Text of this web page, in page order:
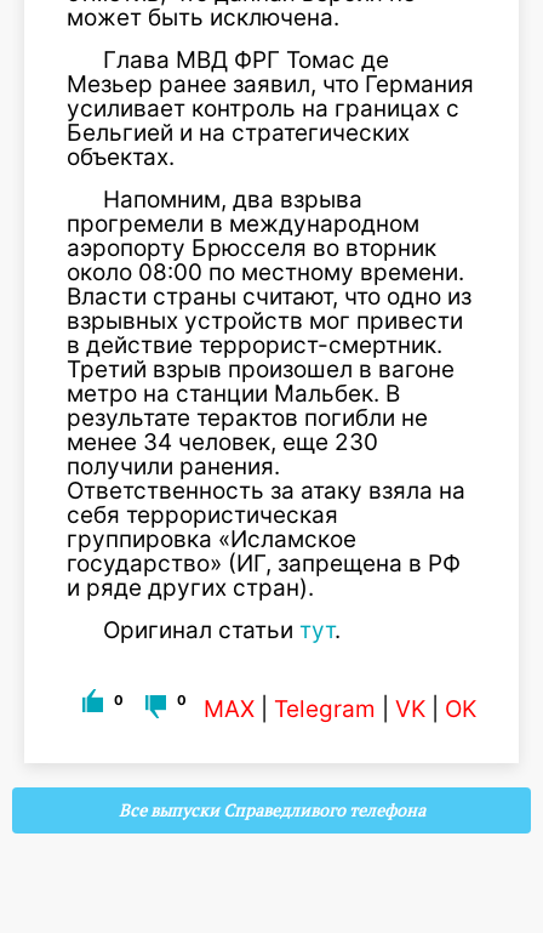
может быть исключена.
Глава МВД ФРГ Томас де
Мезьер ранее заявил, что Германия
усиливает контроль на границах с
Бельгией и на стратегических
объектах.
Напомним, два взрыва
прогремели в международном
аэропорту Брюсселя во вторник
около 08:00 по местному времени.
Власти страны считают, что одно из
взрывных устройств мог привести
в действие террорист-смертник.
Третий взрыв произошел в вагоне
метро на станции Мальбек. В
результате терактов погибли не
менее 34 человек, еще 230
получили ранения.
Ответственность за атаку взяла на
себя террористическая
группировка «Исламское
государство» (ИГ, запрещена в РФ
и ряде других стран).
Оригинал статьи тут.
0 0 MAX Telegram VK OK
Все выпуски Справедливого телефона